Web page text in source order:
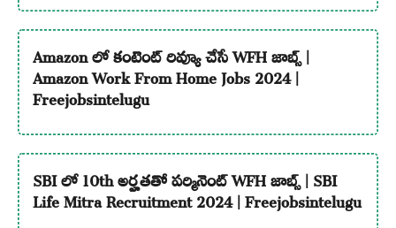
Amazon లో కంటెంట్ రివ్యూ చేసే WFH జాబ్స్ |
Amazon Work From Home Jobs 2024 |
Freejobsintelugu
SBI లో 10th అర్హతతో పర్మినెంట్ WFH జాబ్స్ | SBI
Life Mitra Recruitment 2024 | Freejobsintelugu